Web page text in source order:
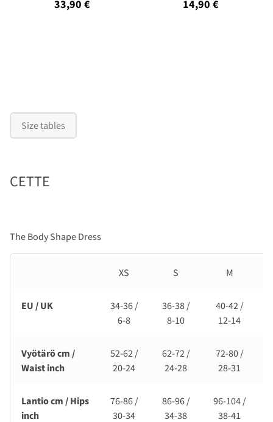
33,90 € 14,90 €
Size tables
CETTE
The Body Shape Dress
XS S M
EU / UK
34-36 /
6-8
36-38 /
8-10
40-42 /
12-14
Vyötärö cm /
Waist inch
52-62 /
20-24
62-72 /
24-28
72-80 /
28-31
Lantio cm / Hips
inch
76-86 /
30-34
86-96 /
34-38
96-104 /
38-41